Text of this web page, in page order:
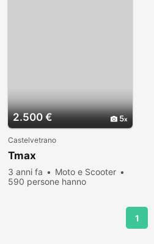
2.500 € 5
Castelvetrano
Tmax
3 anni fa
Moto e Scooter
590 persone hanno
1